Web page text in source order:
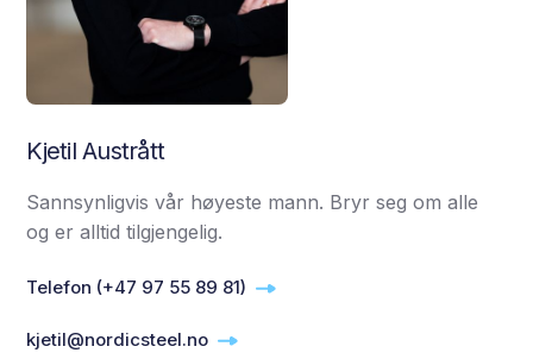
Kjetil Austrått
Sannsynligvis vår høyeste mann. Bryr seg om alle
og er alltid tilgjengelig.
Telefon (+47 97 55 89 81)
kjetil@nordicsteel.no